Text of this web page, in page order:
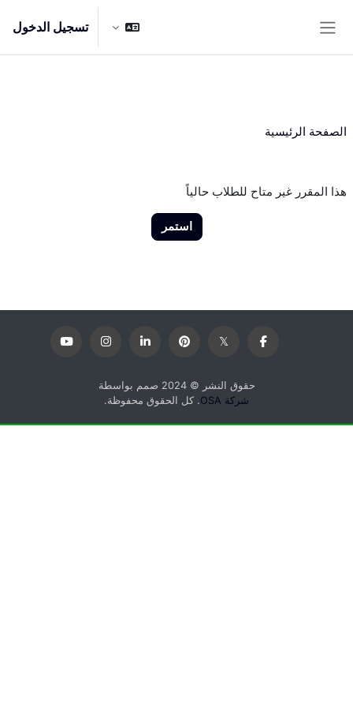
العربية.{mlang}
تسجيل الدخول
الصفحة الرئيسية
هذا المقرر غير متاح للطلاب حالياً
استمر
حقوق النشر © 2024 صمم بواسطة
شركة OSA
. كل الحقوق محفوظة.